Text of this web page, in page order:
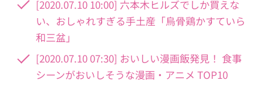
[2020.07.10 10:00] 六本木ヒルズでしか買えな
い、おしゃれすぎる手土産「烏骨鶏かすていら
和三盆」
[2020.07.10 07:30] おいしい漫画飯発見！ 食事
シーンがおいしそうな漫画・アニメ TOP10